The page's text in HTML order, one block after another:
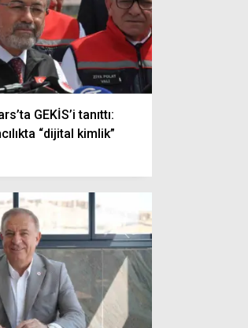
GEKİS’i tanıttı:
“dijital kimlik”